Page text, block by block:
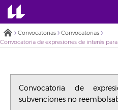
Convocatorias
Convocatorias
Convocatoria de
subvenciones no